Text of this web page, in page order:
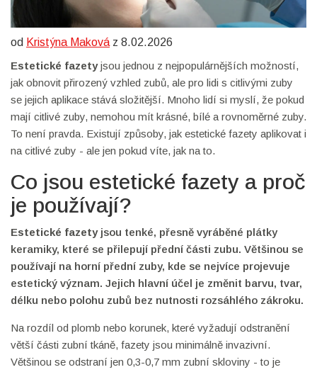
od Kristýna Maková z 8.02.2026
Estetické fazetyjsou jednou z nejpopulárnějších možností,
jak obnovit přirozený vzhled zubů, ale pro lidi s citlivými zuby
se jejich aplikace stává složitější. Mnoho lidí si myslí, že pokud
mají citlivé zuby, nemohou mít krásné, bílé a rovnoměrné zuby.
To není pravda. Existují způsoby, jak estetické fazety aplikovat i
na citlivé zuby - ale jen pokud víte, jak na to.
Co jsou estetické fazety a proč
je používají?
Estetické fazetyjsou tenké, přesně vyráběné plátky
keramiky, které se přilepují přední části zubu. Většinou se
používají na horní přední zuby, kde se nejvíce projevuje
estetický význam. Jejich hlavní účel je změnit barvu, tvar,
délku nebo polohu zubů bez nutnosti rozsáhlého zákroku.
Na rozdíl od plomb nebo korunek, které vyžadují odstranění
větší části zubní tkáně, fazety jsou minimálně invazivní.
Většinou se odstraní jen 0,3-0,7 mm zubní skloviny - to je